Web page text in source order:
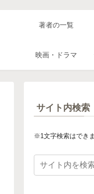
著者の一覧
映画・ドラマ
サイト内検索
※1文字検索はでき